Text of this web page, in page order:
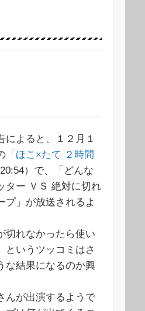
社
によると、１２月１
「 ほこ×たて ２時間
）で、「どんな
ター ＶＳ 絶対に切れ
プ」が放送されるよ
切れなかったら使い
というツッコミはさ
な結果になるのか興
んが出演するようで